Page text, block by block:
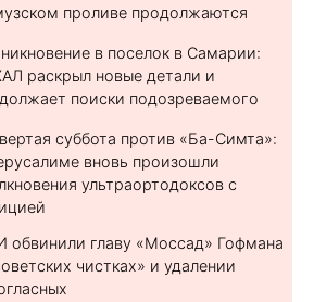
проливе продолжаются
в поселок в Самарии:
раскрыл новые детали и
поиски подозреваемого
суббота против «Ба-Симта»:
вновь произошли
ультраортодоксов с
обвинили главу «Моссад» Гофмана
чистках» и удалении